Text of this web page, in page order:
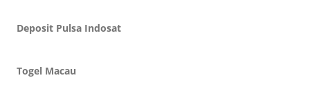
Deposit Pulsa Indosat
Togel Macau